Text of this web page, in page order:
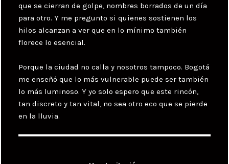
que se cierran de golpe, nombres borrados de un día
para otro. Y me pregunto si quienes sostienen los
hilos alcanzan a ver que en lo mínimo también
florece lo esencial.
Porque la ciudad no calla y nosotros tampoco. Bogotá
me enseñó que lo más vulnerable puede ser también
lo más luminoso. Y yo solo espero que este rincón,
tan discreto y tan vital, no sea otro eco que se pierde
en la lluvia.